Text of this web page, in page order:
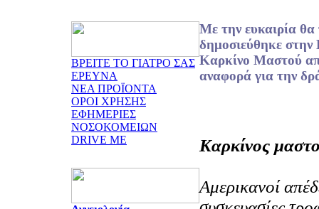
ΒΡΕΙΤΕ ΤΟ ΓΙΑΤΡΟ ΣΑΣ
ΕΡΕΥΝΑ
ΝΕΑ ΠΡΟΪΟΝΤΑ
ΟΡΟΙ ΧΡΗΣΗΣ
ΕΦΗΜΕΡΙΕΣ
ΝΟΣΟΚΟΜΕΙΩΝ
DRIVE ME
Με την ευκαιρία
δημοσιεύθηκε στην
Καρκίνο Μαστού
αναφορά για την
Kαρκίνος
Aμερικανοί